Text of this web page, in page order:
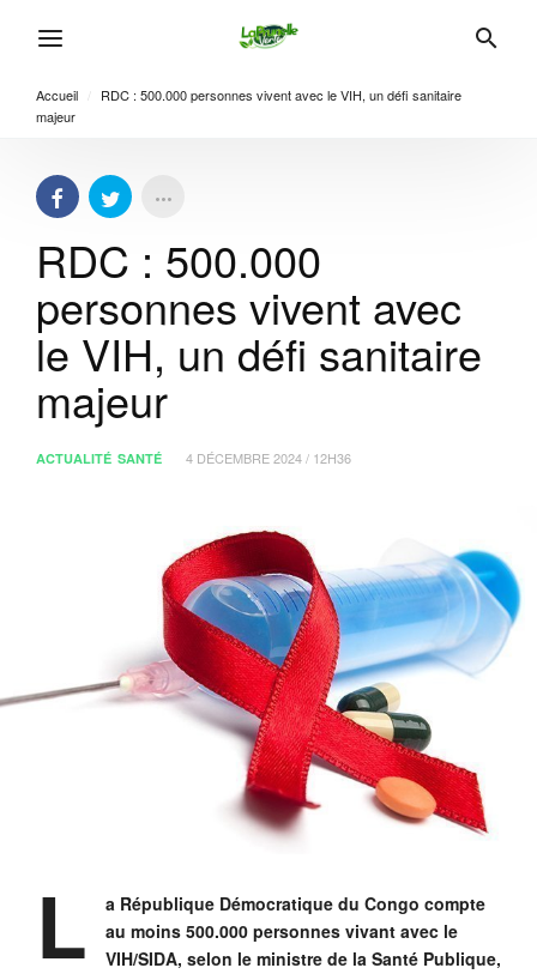
Accueil
RDC : 500.000 personnes vivent avec le VIH, un défi sanitaire
majeur
RDC : 500.000
personnes vivent avec
le VIH, un défi sanitaire
majeur
ACTUALITÉ SANTÉ 4 DÉCEMBRE 2024 / 12H36
L
a République Démocratique du Congo compte
au moins 500.000 personnes vivant avec le
VIH/SIDA, selon le ministre de la Santé Publique,